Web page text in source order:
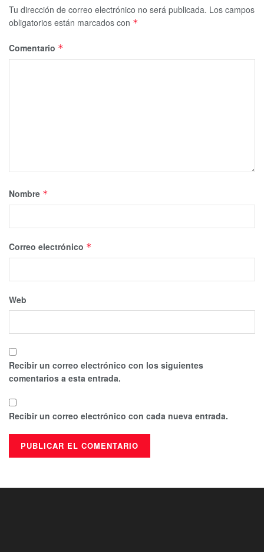
Tu dirección de correo electrónico no será publicada. Los campos
obligatorios están marcados con *
Comentario *
Nombre *
Correo electrónico *
Web
Recibir un correo electrónico con los siguientes
comentarios a esta entrada.
Recibir un correo electrónico con cada nueva entrada.